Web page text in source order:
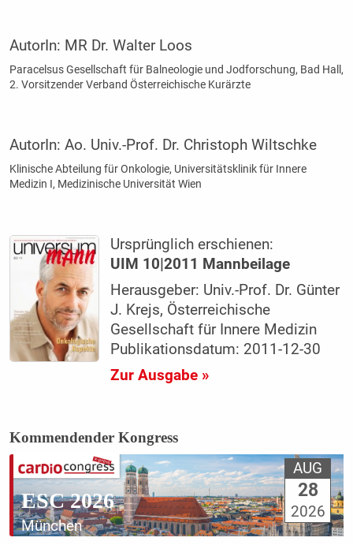
AutorIn: MR Dr. Walter Loos
Paracelsus Gesellschaft für Balneologie und Jodforschung, Bad Hall,
2. Vorsitzender Verband Österreichische Kurärzte
AutorIn: Ao. Univ.-Prof. Dr. Christoph Wiltschke
Klinische Abteilung für Onkologie, Universitätsklinik für Innere
Medizin I, Medizinische Universität Wien
Ursprünglich erschienen:
UIM 10|2011 Mannbeilage
Herausgeber: Univ.-Prof. Dr. Günter
J. Krejs, Österreichische
Gesellschaft für Innere Medizin
Publikationsdatum: 2011-12-30
Zur Ausgabe »
Kommendender Kongress
ESC 2026
München
AUG
28
2026